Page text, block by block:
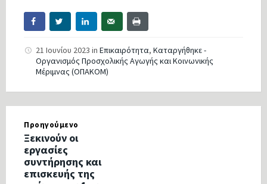
21 Ιουνίου 2023 in Επικαιρότητα, Καταργήθηκε -
Οργανισμός Προσχολικής Αγωγής και Κοινωνικής
Μέριμνας (ΟΠΑΚΟΜ)
Προηγούμενο
Ξεκινούν οι
εργασίες
συντήρησης και
επισκευής της